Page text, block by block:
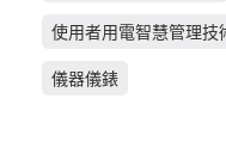
使用者用電智慧管理技
儀器儀錶